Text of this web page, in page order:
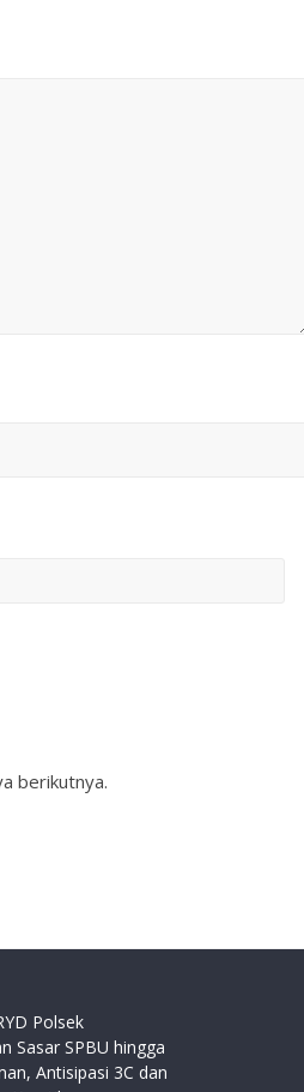
berikutnya.
Polsek
Sasar SPBU hingga
Antisipasi 3C dan